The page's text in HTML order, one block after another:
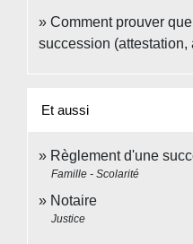
Comment prouver
succession (attestation,
Et aussi
Règlement d'une
Famille - Scolarité
Notaire
Justice